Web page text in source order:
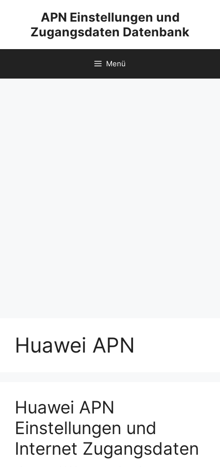
springen
APN Einstellungen und
Zugangsdaten Datenbank
Menü
Huawei APN
Huawei APN
Einstellungen und
Internet Zugangsdaten